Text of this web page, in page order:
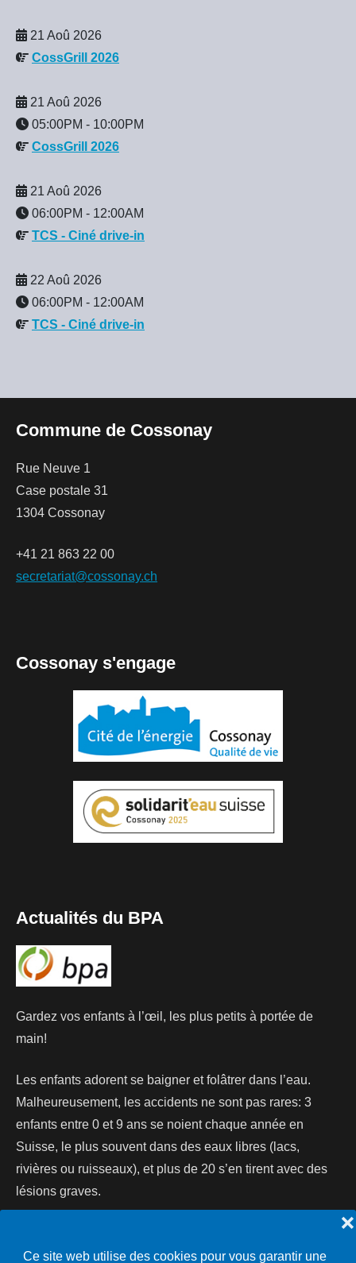
Ce site web utilise des cookies pour vous garantir une
❌
21 Aoû 2026
CossGrill 2026
21 Aoû 2026
05:00PM - 10:00PM
CossGrill 2026
21 Aoû 2026
06:00PM - 12:00AM
TCS - Ciné drive-in
22 Aoû 2026
06:00PM - 12:00AM
TCS - Ciné drive-in
Commune de Cossonay
Rue Neuve 1
Case postale 31
1304 Cossonay
+41 21 863 22 00
secretariat@cossonay.ch
Cossonay s'engage
Actualités du BPA
Gardez vos enfants à l’œil, les plus petits à portée de
main!
Les enfants adorent se baigner et folâtrer dans l’eau.
Malheureusement, les accidents ne sont pas rares: 3
enfants entre 0 et 9 ans se noient chaque année en
Suisse, le plus souvent dans des eaux libres (lacs,
rivières ou ruisseaux), et plus de 20 s’en tirent avec des
lésions graves.